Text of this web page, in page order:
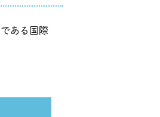
ある国際